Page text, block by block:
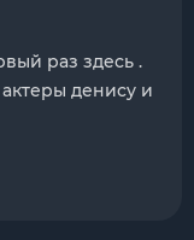
раз здесь .
денису и